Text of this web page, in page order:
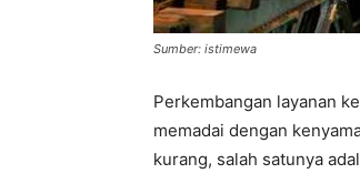
Sumber: istimewa
Perkembangan layanan
memadai dengan
kurang, salah satunya